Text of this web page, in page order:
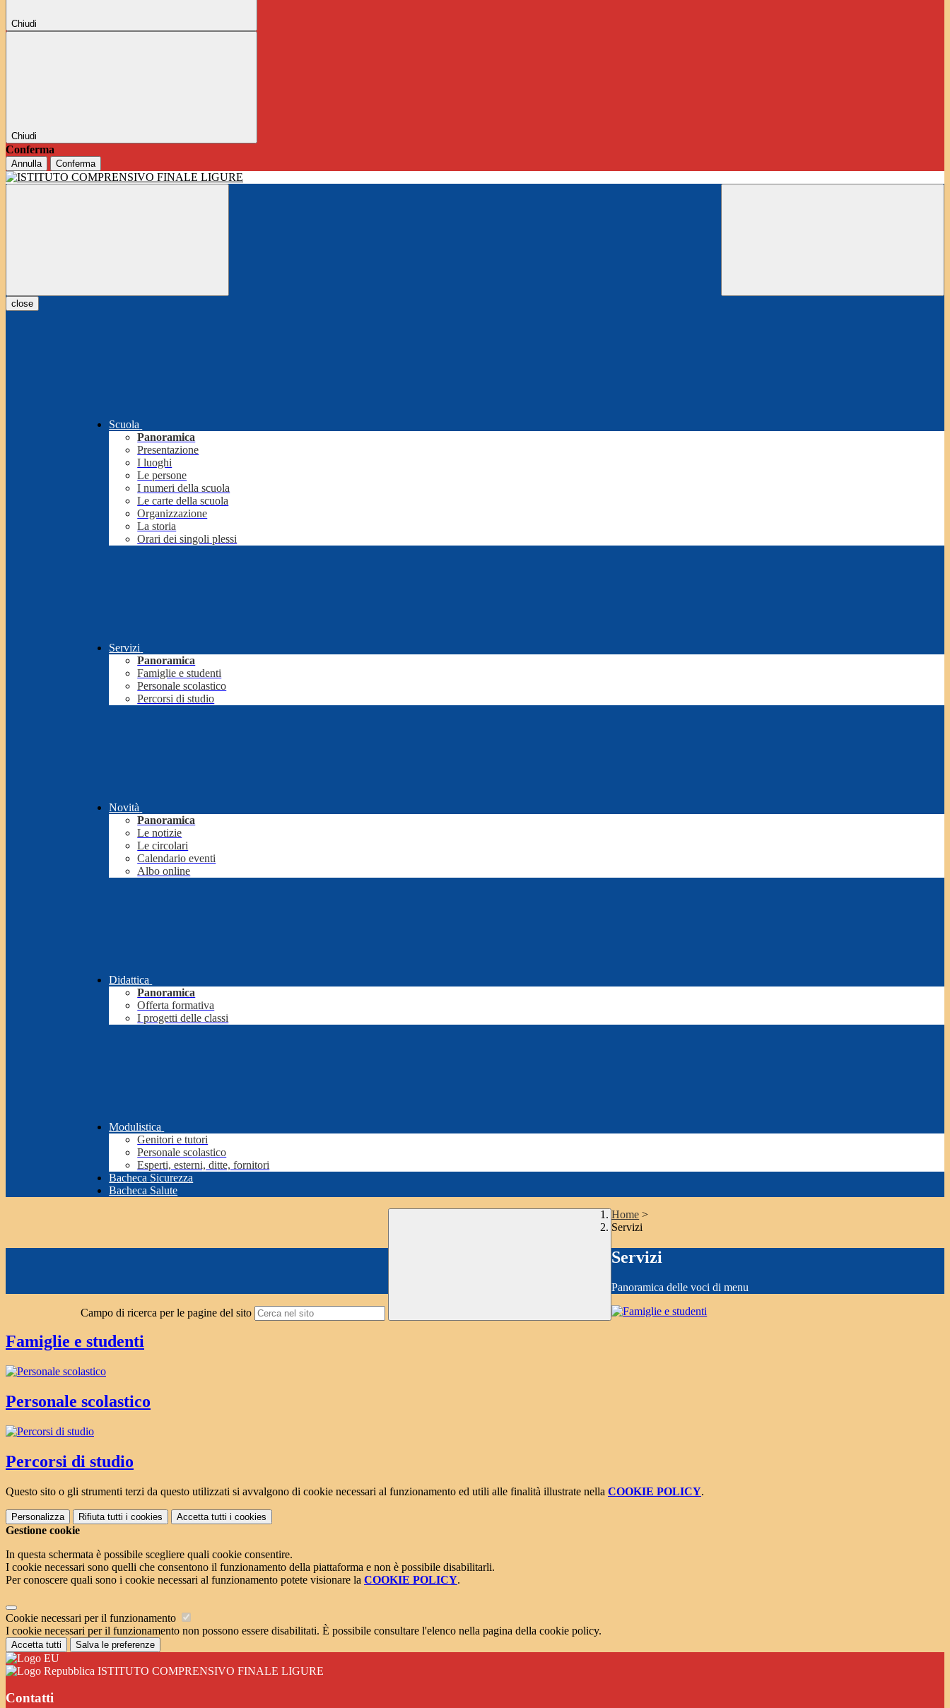
Chiudi
Chiudi
Conferma
Annulla Conferma
close
Scuola
Panoramica
Presentazione
I luoghi
Le persone
I numeri della scuola
Le carte della scuola
Organizzazione
La storia
Orari dei singoli plessi
Servizi
Panoramica
Famiglie e studenti
Personale scolastico
Percorsi di studio
Novità
Panoramica
Le notizie
Le circolari
Calendario eventi
Albo online
Didattica
Panoramica
Offerta formativa
I progetti delle classi
Modulistica
Genitori e tutori
Personale scolastico
Esperti, esterni, ditte, fornitori
Bacheca Sicurezza
Bacheca Salute
Campo di ricerca per le pagine del sito
Home >
Servizi
Servizi
Panoramica delle voci di menu
Famiglie e studenti
Personale scolastico
Percorsi di studio
Questo sito o gli strumenti terzi da questo utilizzati si avvalgono di cookie necessari al funzionamento ed utili alle finalità illustrate nella COOKIE POLICY.
Personalizza Rifiuta tutti i cookies Accetta tutti i cookies
Gestione cookie
In questa schermata è possibile scegliere quali cookie consentire.
I cookie necessari sono quelli che consentono il funzionamento della piattaforma e non è possibile disabilitarli.
Per conoscere quali sono i cookie necessari al funzionamento potete visionare la COOKIE POLICY.
Cookie necessari per il funzionamento
I cookie necessari per il funzionamento non possono essere disabilitati. È possibile consultare l'elenco nella pagina della cookie policy.
Accetta tutti Salva le preferenze
ISTITUTO COMPRENSIVO FINALE LIGURE
Contatti